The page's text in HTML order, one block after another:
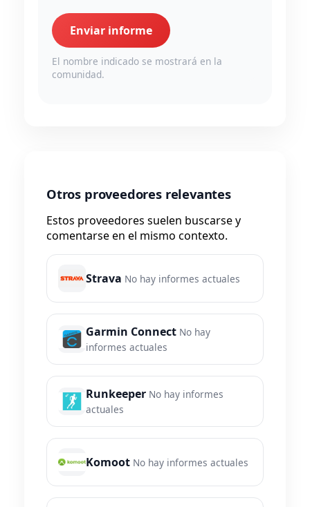
Enviar informe
El nombre indicado se mostrará en la
comunidad.
Otros proveedores relevantes
Estos proveedores suelen buscarse y
comentarse en el mismo contexto.
Strava No hay informes actuales
Garmin Connect No hay
informes actuales
Runkeeper No hay informes
actuales
Komoot No hay informes actuales